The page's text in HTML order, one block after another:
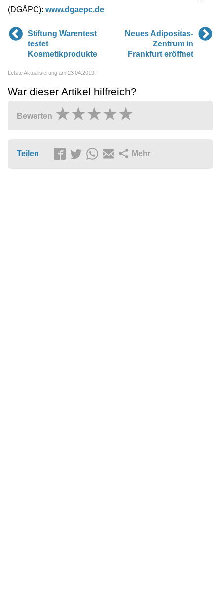
(DGÄPC): www.dgaepc.de
Stiftung Warentest
testet
Kosmetikprodukte
Neues Adipositas-
Zentrum in
Frankfurt eröffnet
Letzte Aktualisierung am 23.04.2019.
War dieser Artikel hilfreich?
Bewerten
Teilen Mehr